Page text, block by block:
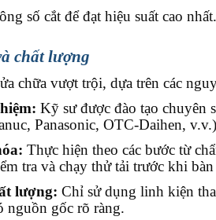
số cắt để đạt hiệu suất cao nhất.
chất lượng
chữa vượt trội, dựa trên các
Kỹ sư được đào tạo chuyên
Panasonic, OTC-Daihen,
Thực hiện theo các bước từ
tra và chạy thử tải trước khi
lượng: Chỉ sử dụng linh kiện
nguồn gốc rõ ràng.